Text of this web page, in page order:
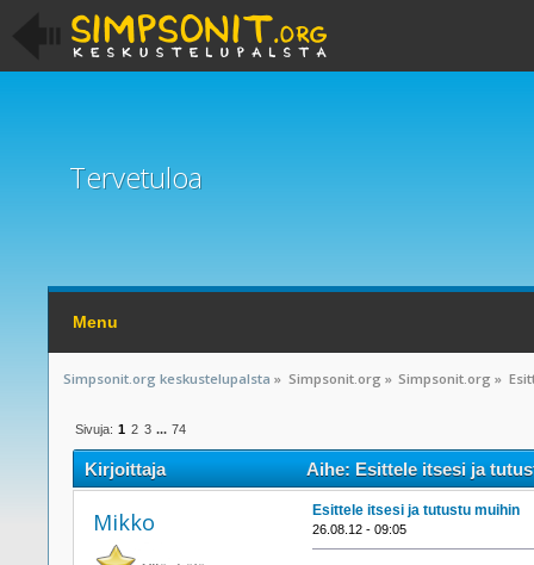
Tervetuloa
Menu
Simpsonit.org keskustelupalsta » Simpsonit.org » Simpsonit.org »
Sivuja: 1 2 3 ... 74
Kirjoittaja Aihe: Esittele itsesi ja
Mikko Esittele itsesi ja tutustu muihin
26.08.12 - 09:05